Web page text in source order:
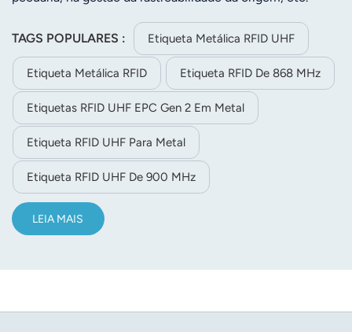
desempenho em superfícies metálicas
TAGS POPULARES : Etiqueta Metálica RFID UHF
Etiqueta Metálica RFID Etiqueta RFID De 868 MHz
Etiquetas RFID UHF EPC Gen 2 Em Metal
Etiqueta RFID UHF Para Metal
Etiqueta RFID UHF De 900 MHz
LEIA MAIS